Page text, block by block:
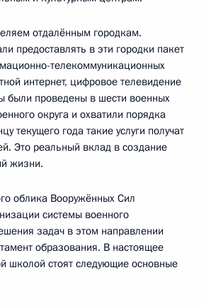
отдалённым городкам.
предоставлять в эти городки пакет
телекоммуникационных
интернет, цифровое телевидение
были проведены в шести военных
округа и охватили порядка
текущего года такие услуги получат
Это реальный вклад в создание
жизни.
облика Вооружённых Сил
системы военного
задач в этом направлении
образования. В настоящее
школой стоят следующие основные